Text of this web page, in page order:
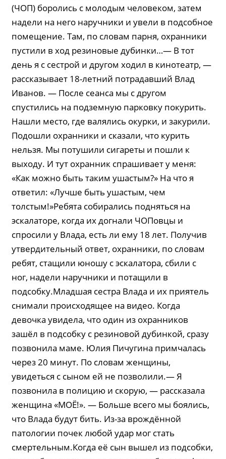
(ЧОП) боролись с молодым человеком, затем
надели на него наручники и увели в подсобное
помещение. Там, по словам парня, охранники
пустили в ход резиновые дубинки…— В тот
день я с сестрой и другом ходил в кинотеатр, —
рассказывает 18-летний потрадавший Влад
Иванов. — После сеанса мы с другом
спустились на подземную парковку покурить.
Нашли место, где валялись окурки, и закурили.
Подошли охранники и сказали, что курить
нельзя. Мы потушили сигареты и пошли к
выходу. И тут охранник спрашивает у меня:
«Как можно быть таким ушастым?» На что я
ответил: «Лучше быть ушастым, чем
толстым!»Ребята собирались подняться на
эскалаторе, когда их догнали ЧОПовцы и
спросили у Влада, есть ли ему 18 лет. Получив
утвердительный ответ, охранники, по словам
ребят, стащили юношу с эскалатора, сбили с
ног, надели наручники и потащили в
подсобку.Младшая сестра Влада и их приятель
снимали происходящее на видео. Когда
девочка увидела, что один из охранников
зашёл в подсобку с резиновой дубинкой, сразу
позвонила маме. Юлия Пичугина примчалась
через 20 минут. По словам женщины,
увидеться с сыном ей не позволили.— Я
позвонила в полицию и скорую, — рассказала
женщина «МОЁ!». — Больше всего мы боялись,
что Влада будут бить. Из-за врождённой
патологии почек любой удар мог стать
смертельным.Когда её сын вышел из подсобки,